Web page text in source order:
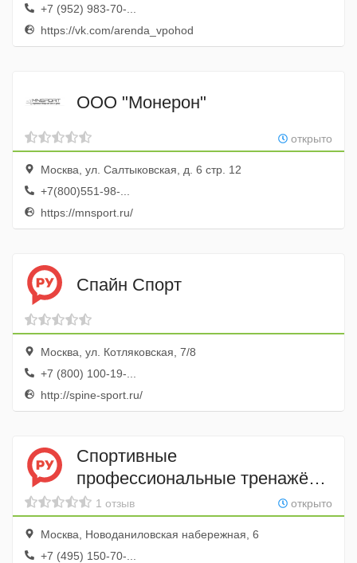
+7 (952) 983-70-...
https://vk.com/arenda_vpohod
ООО "Монерон"
открыто
Москва, ул. Салтыковская, д. 6 стр. 12
+7(800)551-98-...
https://mnsport.ru/
Спайн Спорт
Москва, ул. Котляковская, 7/8
+7 (800) 100-19-...
http://spine-sport.ru/
Спортивные
профессиональные тренажёры
Matrix Fitness
открыто
1 отзыв
Москва, Новоданиловская набережная, 6
+7 (495) 150-70-...